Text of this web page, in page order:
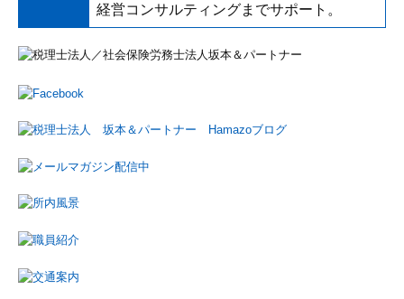
経営コンサルティングまでサポート。